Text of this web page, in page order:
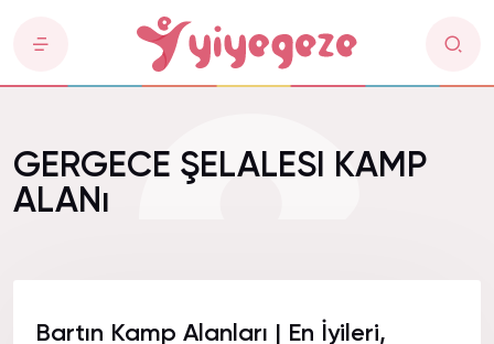
GERGECE ŞELALESI KAMP
ALANı
Bartın Kamp Alanları | En İyileri,